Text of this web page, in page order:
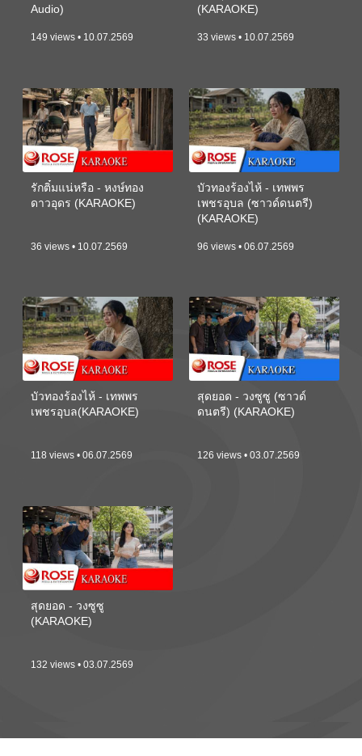
Audio)
149 views • 10.07.2569
(KARAOKE)
33 views • 10.07.2569
รักติ๋มแน่หรือ - หงษ์ทอง
ดาวอุดร (KARAOKE)
36 views • 10.07.2569
บัวทองร้องไห้ - เทพพร
เพชรอุบล (ซาวด์ดนตรี)
(KARAOKE)
96 views • 06.07.2569
บัวทองร้องไห้ - เทพพร
เพชรอุบล(KARAOKE)
118 views • 06.07.2569
สุดยอด - วงซูซู (ซาวด์
ดนตรี) (KARAOKE)
126 views • 03.07.2569
สุดยอด - วงซูซู
(KARAOKE)
132 views • 03.07.2569